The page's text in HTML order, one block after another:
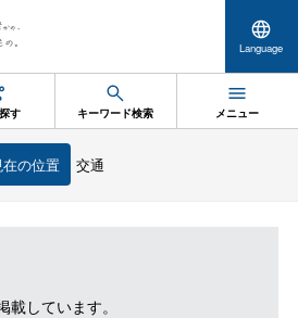
Language
す キーワード検索 メニュー
の位置 交通
しています。